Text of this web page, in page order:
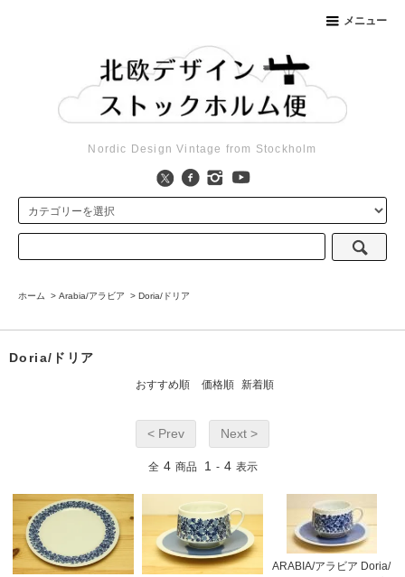
メニュー
Nordic Design Vintage from Stockholm
ホーム > Arabia/アラビア > Doria/ドリア
Doria/ドリア
おすすめ順 価格順 新着順
< Prev Next >
全 4 商品 1 - 4 表示
ARABIA/アラビア Doria/